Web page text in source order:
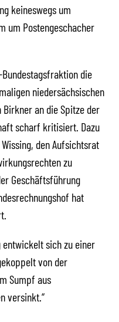
keineswegs um
um Postengeschacher
die
niedersächsischen
Birkner an die Spitze der
scharf kritisiert. Dazu
den Aufsichtsrat
zu
Geschäftsführung
hat
entwickelt sich zu einer
von der
Sumpf aus
versinkt.“